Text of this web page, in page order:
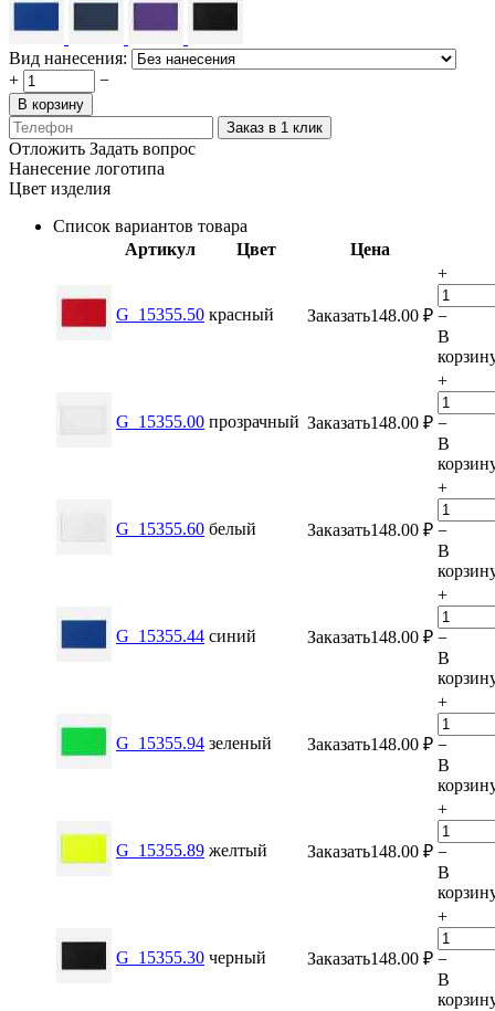
Вид нанесения:
+
−
В корзину
Заказ в 1 клик
Отложить Задать вопрос
Нанесение логотипа
Цвет изделия
Список вариантов товара
Артикул
Цвет Цена
G_15355.50 красный Заказать148.00 ₽
+
−
В
G_15355.00 прозрачный Заказать148.00 ₽
+
−
В
G_15355.60 белый Заказать148.00 ₽
+
−
В
G_15355.44 синий Заказать148.00 ₽
+
−
В
G_15355.94 зеленый Заказать148.00 ₽
+
−
В
G_15355.89 желтый Заказать148.00 ₽
+
−
В
G_15355.30 черный Заказать148.00 ₽
+
−
В